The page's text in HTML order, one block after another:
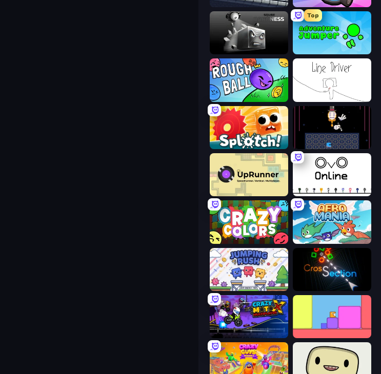
Shatter Knight Smash Karts
Sqube Darkness
Top
Adventure Jumper
Rough Ball
Splotch! Just One Boss
UpRunner OvO.io
Crazy Colors Aero Mania
Jumping Rush Crossection
Crazy MotoX Multiplayer